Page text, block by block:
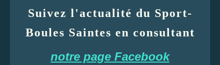
Suivez l'actualité du Sport-
Boules Saintes en consultant
notre page Facebook